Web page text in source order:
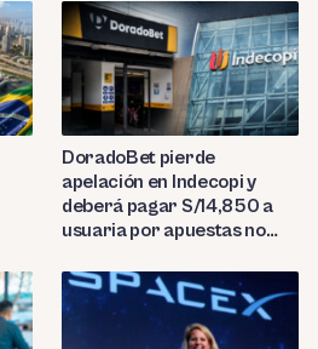
DoradoBet pierde
apelación en Indecopi y
deberá pagar S/14,850 a
usuaria por apuestas no